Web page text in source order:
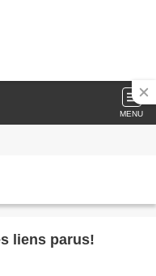
MENU
liens parus!